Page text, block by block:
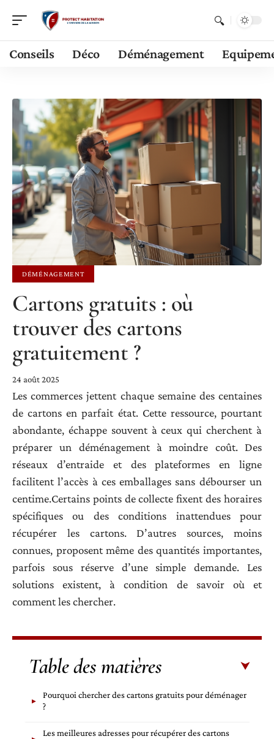
Conseils Déco Déménagement
DÉMÉNAGEMENT
Cartons gratuits : où
trouver des cartons
gratuitement ?
24 août 2025
Les commerces jettent chaque semaine des centaines
de cartons en parfait état. Cette ressource, pourtant
abondante, échappe souvent à ceux qui cherchent à
préparer un déménagement à moindre coût. Des
réseaux d’entraide et des plateformes en ligne
facilitent l’accès à ces emballages sans débourser un
centime.Certains points de collecte fixent des horaires
spécifiques ou des conditions inattendues pour
récupérer les cartons. D’autres sources, moins
connues, proposent même des quantités importantes,
parfois sous réserve d’une simple demande. Les
solutions existent, à condition de savoir où et
comment les chercher.
Table des matières
Pourquoi chercher des cartons gratuits pour déménager
?
Les meilleures adresses pour récupérer des cartons